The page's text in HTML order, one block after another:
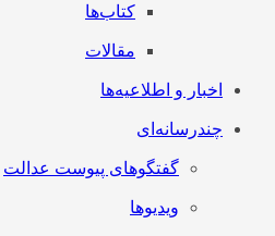
کتاب‌ها
مقالات
اخبار و اطلاعیه‌ها
چندرسانه‌ای
گفتگوهای پیوست عدالت
ویدیوها